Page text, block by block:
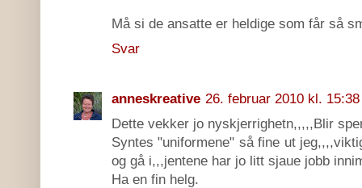
Må si de ansatte er heldige som får så
Svar
anneskreative 26. februar 2010 kl. 15:38
Dette vekker jo nyskjerrighetn,,,,,Blir
Syntes "uniformene" så fine ut
og gå i,,,jentene har jo litt sjaue jobb
Ha en fin helg.